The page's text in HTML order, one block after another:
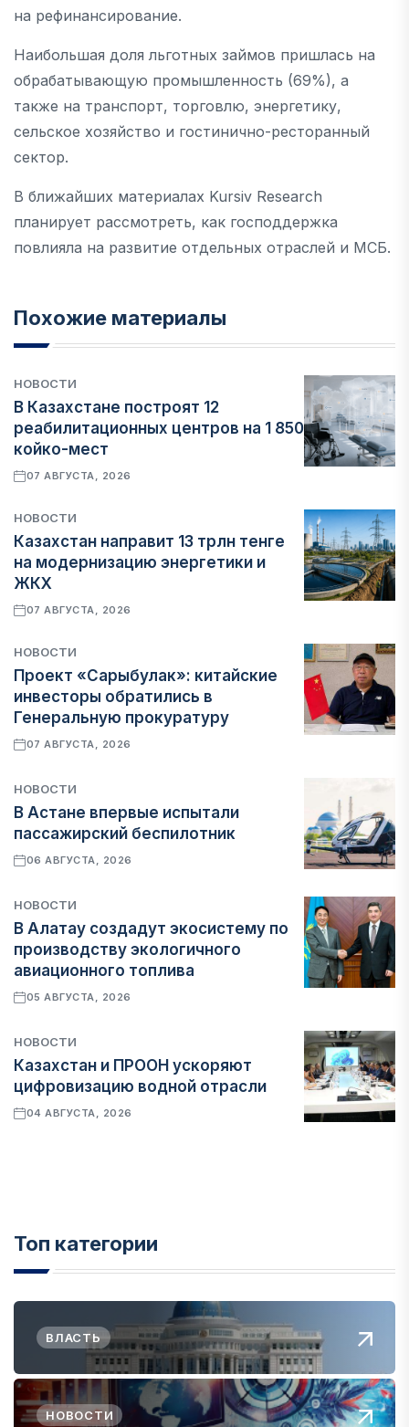
на рефинансирование.
Наибольшая доля льготных займов пришлась на
обрабатывающую промышленность (69%), а
также на транспорт, торговлю, энергетику,
сельское хозяйство и гостинично-ресторанный
сектор.
В ближайших материалах Kursiv Research
планирует рассмотреть, как господдержка
повлияла на развитие отдельных отраслей и МСБ.
Похожие материалы
НОВОСТИ
В Казахстане построят 12
реабилитационных центров на 1 850
койко-мест
07 АВГУСТА, 2026
НОВОСТИ
Казахстан направит 13 трлн тенге
на модернизацию энергетики и
ЖКХ
07 АВГУСТА, 2026
НОВОСТИ
Проект «Сарыбулак»: китайские
инвесторы обратились в
Генеральную прокуратуру
07 АВГУСТА, 2026
НОВОСТИ
В Астане впервые испытали
пассажирский беспилотник
06 АВГУСТА, 2026
НОВОСТИ
В Алатау создадут экосистему по
производству экологичного
авиационного топлива
05 АВГУСТА, 2026
НОВОСТИ
Казахстан и ПРООН ускоряют
цифровизацию водной отрасли
04 АВГУСТА, 2026
Топ категории
ВЛАСТЬ
НОВОСТИ